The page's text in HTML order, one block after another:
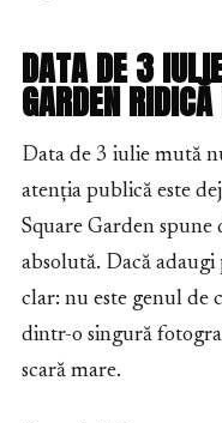
DATA DE 3
GARDEN
Data de 3 iulie mută
atenția publică este
Square Garden spune
absolută. Dacă
clar: nu este genul de
dintr-o singură
scară mare.